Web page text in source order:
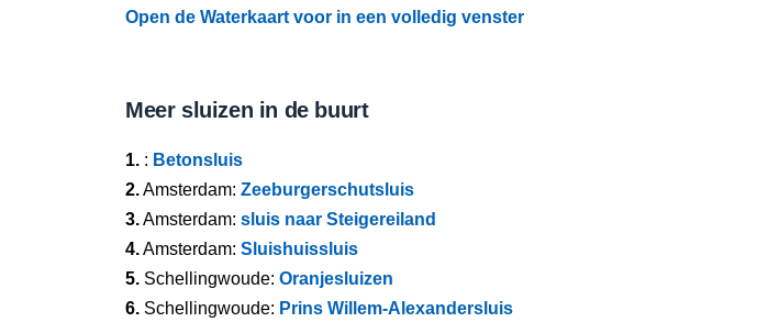
Open de Waterkaart voor in een volledig venster
Meer sluizen in de buurt
1. : Betonsluis
2.Amsterdam: Zeeburgerschutsluis
3.Amsterdam: sluis naar Steigereiland
4.Amsterdam: Sluishuissluis
5. Schellingwoude: Oranjesluizen
6. Schellingwoude: Prins Willem-Alexandersluis